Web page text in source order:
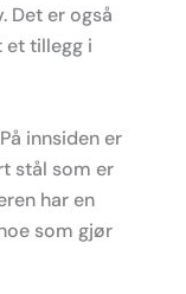
Det er også
et tillegg i
innsiden er
stål som er
har en
som gjør